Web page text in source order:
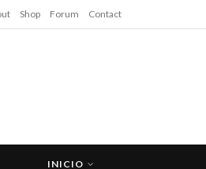
Shop Forum Contact
INICIO